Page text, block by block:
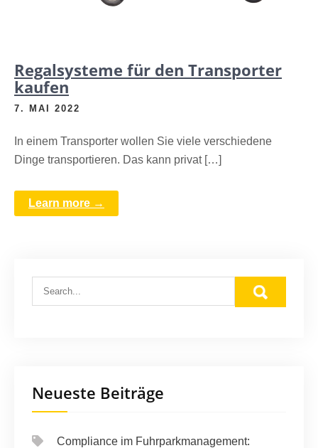
Regalsysteme für den Transporter
kaufen
7. MAI 2022
In einem Transporter wollen Sie viele verschiedene
Dinge transportieren. Das kann privat […]
Learn more →
Neueste Beiträge
Compliance im Fuhrparkmanagement: